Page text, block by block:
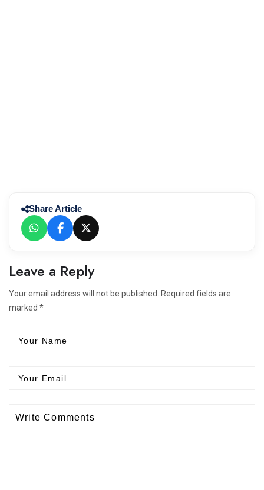
Share Article
Leave a Reply
Your email address will not be published. Required fields are
marked *